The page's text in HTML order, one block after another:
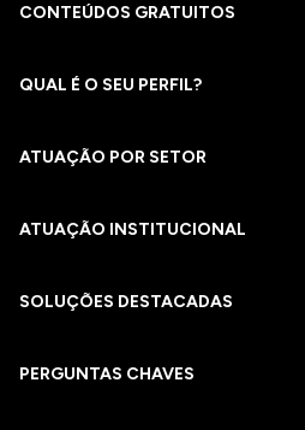
CONTEÚDOS GRATUITOS
QUAL É O SEU PERFIL?
ATUAÇÃO POR SETOR
ATUAÇÃO INSTITUCIONAL
SOLUÇÕES DESTACADAS
PERGUNTAS CHAVES​